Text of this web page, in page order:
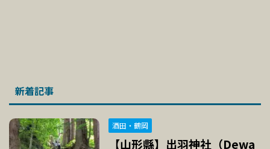
新着記事
酒田・鶴岡
【山形縣】出羽神社（Dewa